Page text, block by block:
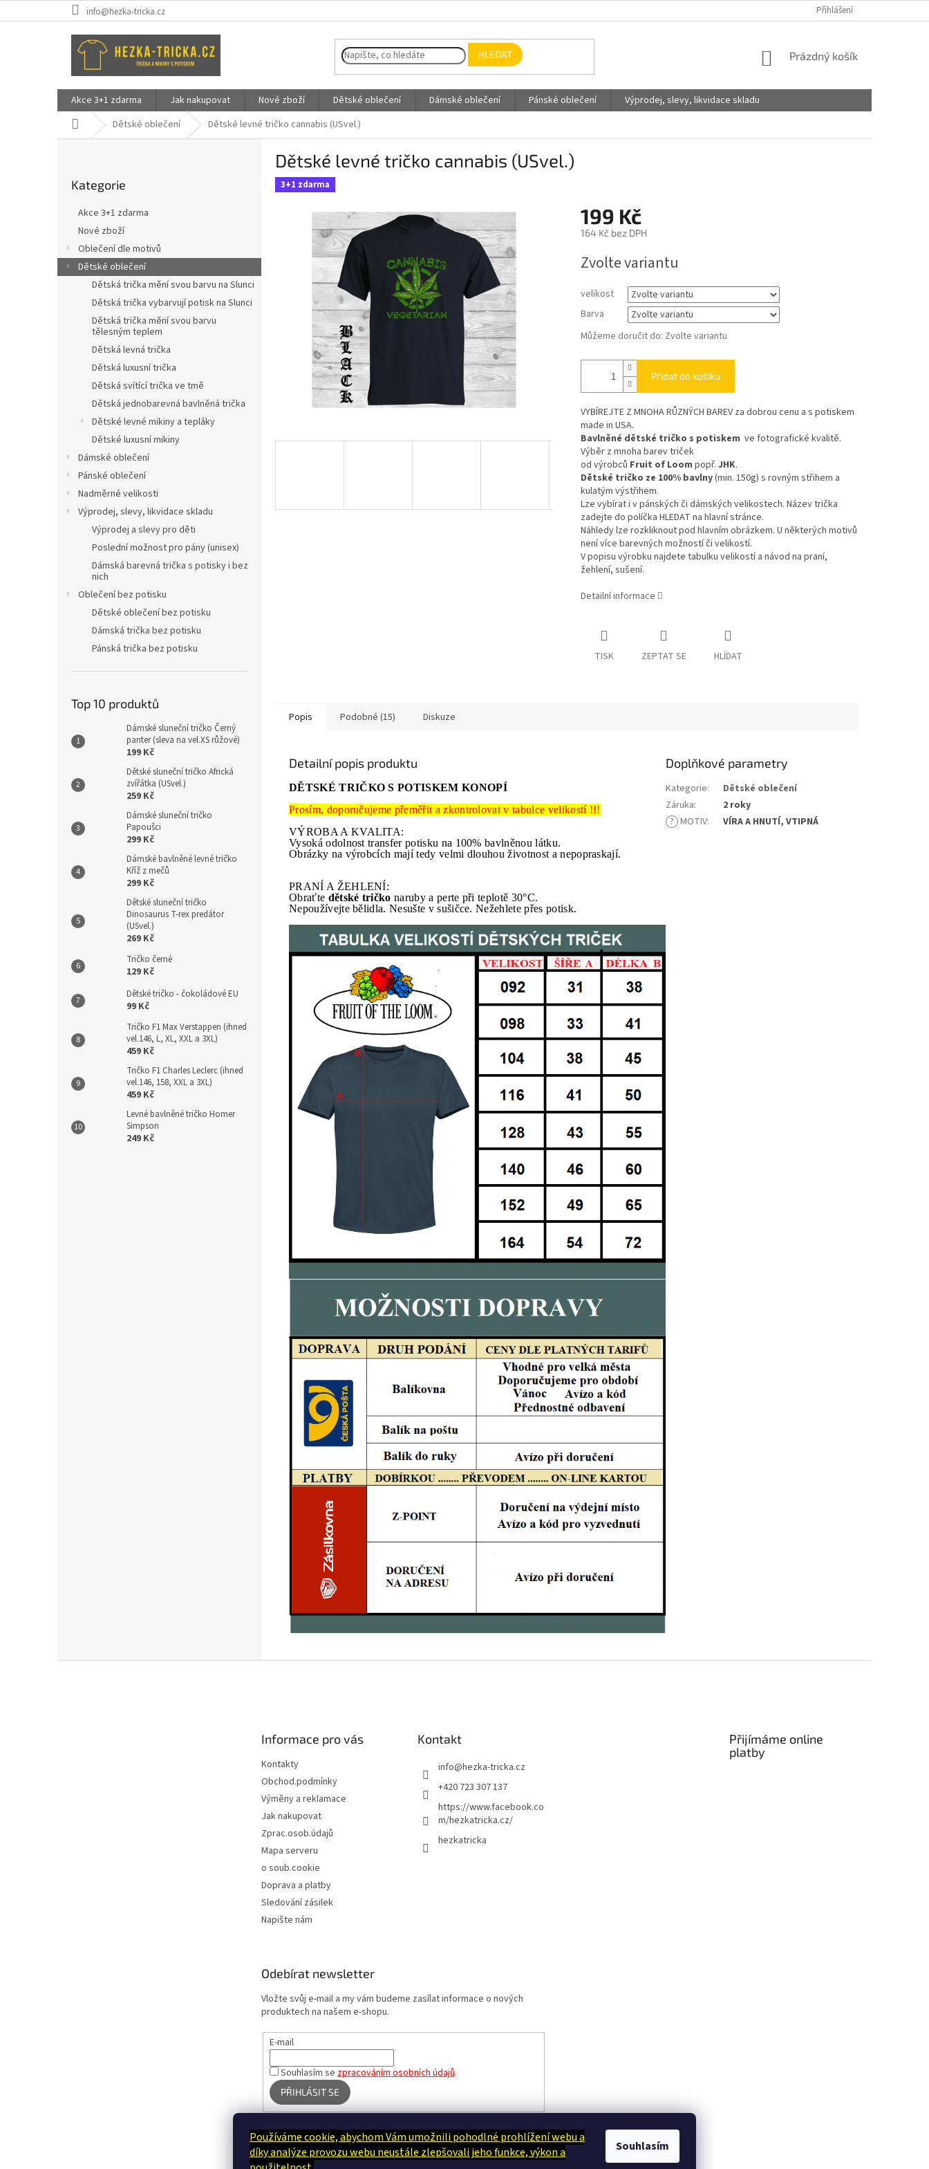
Používáme cookie, abychom Vám umožnili pohodlné prohlížení webu a
díky analýze provozu webu neustále zlepšovali jeho funkce, výkon a
Souhlasím
na
info@hezka-tricka.cz Přihlášení
HLEDAT
NÁKUPNÍ
Prázdný košík
Akce 3+1 zdarma Jak nakupovat Nové zboží Dětské oblečení Dámské oblečení Pánské oblečení
Výprodej, slevy, likvidace skladu
Domů Dětské oblečení Dětské levné tričko cannabis (USvel.)
kategorie
Kategorie
Akce 3+1 zdarma
Nové zboží
Oblečení dle motivů
Dětské oblečení
Dětská trička mění svou barvu na Slunci
Dětská trička vybarvují potisk na Slunci
Dětská trička mění svou barvu
tělesným teplem
Dětská levná trička
Dětská luxusní trička
Dětská svítící trička ve tmě
Dětská jednobarevná bavlněná trička
Dětské levné mikiny a tepláky
Dětské luxusní mikiny
Dámské oblečení
Pánské oblečení
Nadměrné velikosti
Výprodej, slevy, likvidace skladu
Výprodej a slevy pro děti
Poslední možnost pro pány (unisex)
Dámská barevná trička s potisky i bez
nich
Oblečení bez potisku
Dětské oblečení bez potisku
Dámská trička bez potisku
Pánská trička bez potisku
Top 10 produktů
Dámské sluneční tričko Černý
panter (sleva na vel.XS růžové)
199 Kč
Dětské sluneční tričko Africká
zvířátka (USvel.)
259 Kč
Dámské sluneční tričko
Papoušci
299 Kč
Dámské bavlněné levné tričko
Kříž z mečů
299 Kč
Dětské sluneční tričko
Dinosaurus T-rex predátor
(USvel.)
269 Kč
Tričko černé
129 Kč
Dětské tričko - čokoládové EU
99 Kč
Tričko F1 Max Verstappen (ihned
vel.146, L, XL, XXL a 3XL)
459 Kč
Tričko F1 Charles Leclerc (ihned
vel.146, 158, XXL a 3XL)
459 Kč
Levné bavlněné tričko Homer
Simpson
249 Kč
Dětské levné tričko cannabis (USvel.)
3+1 zdarma
199 Kč
164 Kč bez DPH
cena:
Zvolte variantu
velikost
Barva
Můžeme doručit do: Zvolte variantu
Přidat do košíku
VYBÍREJTE Z MNOHA RŮZNÝCH BAREV za dobrou cenu a s potiskem
made in USA.
Bavlněné dětské tričko s potiskem ve fotografické kvalitě.
Výběr z mnoha barev triček
od výrobců Fruit of Loom popř. JHK.
Dětské tričko ze 100% bavlny(min. 150g) s rovným střihem a
kulatým výstřihem.
Lze vybírat i v pánských či dámských velikostech. Název trička
zadejte do políčka HLEDAT na hlavní stránce.
Náhledy lze rozkliknout pod hlavním obrázkem. U některých motivů
není více barevných možností či velikostí.
V popisu výrobku najdete tabulku velikostí a návod na praní,
žehlení, sušení.
Detailní informace
TISK ZEPTAT SE HLÍDAT
Popis Podobné (15) Diskuze
Detailní popis produktu
DĚTSKÉ TRIČKO S POTISKEM KONOPÍ
Prosím, doporučujeme přeměřit a zkontrolovat v tabulce velikostí !!!
VÝROBA A KVALITA:
Vysoká odolnost transfer potisku na 100% bavlněnou látku.
Obrázky na výrobcích mají tedy velmi dlouhou životnost a nepopraskají.
PRANÍ A ŽEHLENÍ:
Obraťte dětské tričko naruby a perte při teplotě 30°C.
Nepoužívejte bělidla. Nesušte v sušičce. Nežehlete přes potisk.
Doplňkové parametry
Kategorie:
Dětské oblečení
Záruka:
2 roky
? MOTIV: VÍRA A HNUTÍ, VTIPNÁ
Informace pro vás
Kontakty
Obchod.podmínky
Výměny a reklamace
Jak nakupovat
Zprac.osob.údajů
Mapa serveru
o soub.cookie
Doprava a platby
Sledování zásilek
Napište nám
Kontakt
info@hezka-tricka.cz
+420 723 307 137
https://www.facebook.co
m/hezkatricka.cz/
hezkatricka
Přijímáme online
platby
Odebírat newsletter
Vložte svůj e-mail a my vám budeme zasílat informace o nových
produktech na našem e-shopu.
E-mail
Souhlasím se zpracováním osobních údajů.
PŘIHLÁSIT SE
Terapie Kamínek - Dotek, který utiší tělo i duši